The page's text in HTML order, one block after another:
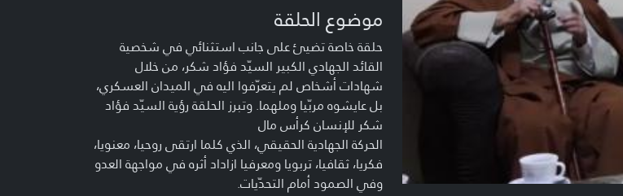
موضوع الحلقة
حلقة خاصة تضيئ على جانب استثنائي في شخصية
القائد الجهادي الكبير السيّد فؤاد شكر، من خلال
شهادات أشخاص لم يتعرّفوا اليه في الميدان العسكري،
بل عايشوه مربّيا وملهما. وتبرز الحلقة رؤية السيّد فؤاد
شكر للإنسان كرأس مال
الحركة الجهادية الحقيقي، الذي كلما ارتقى روحيا، معنويا،
فكريا، ثقافيا، تربويا ومعرفيا ازاداد أثره في مواجهة العدو
وفي الصمود أمام التحدّيات.